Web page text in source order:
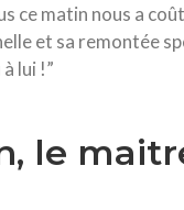
ce matin nous a
et sa remontée
lui !”
le